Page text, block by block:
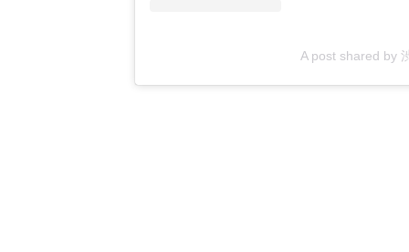
A post shared by